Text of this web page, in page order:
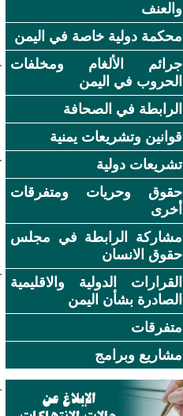
والعنف
محكمة دولية خاصة في اليمن
جرائم الألغام ومخلفات
الحروب في اليمن
الرابطة في الصحافة
قوانين وتشريعات يمنية
تشريعات دولية
حقوق وحريات ومتفرقات
أخرى
مشاركة الرابطة في مجلس
حقوق الانسان
القرارات الدولية والاقليمية
الصادرة بشأن اليمن
متفرقات
مشاريع وبرامج